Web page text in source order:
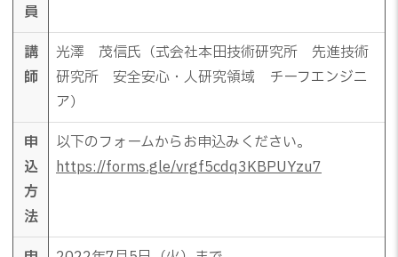
員
講
師
光澤 茂信氏（式会社本田技術研究所 先進技術
研究所 安全安心・人研究領域 チーフエンジニ
ア）
申
込
方
法
以下のフォームからお申込みください。
https://forms.gle/vrgf5cdq3KBPUYzu7